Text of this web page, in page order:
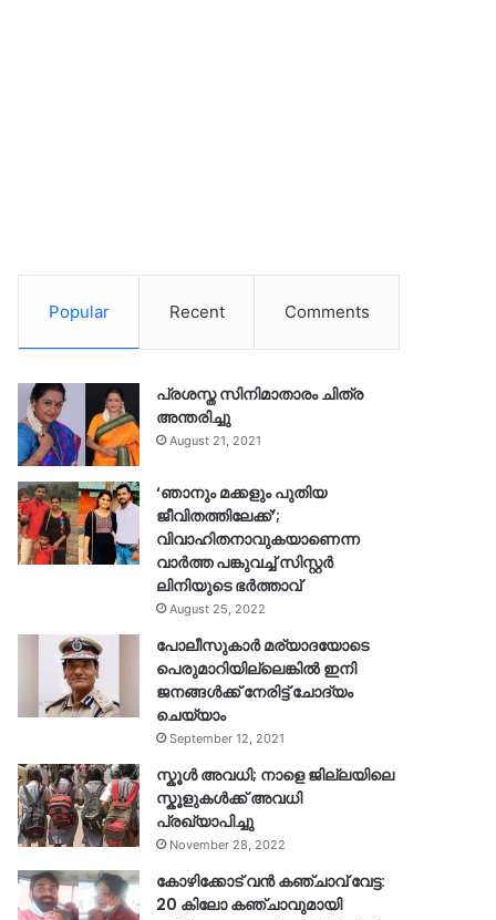
Popular Recent Comments
പ്രശസ്ത സിനിമാതാരം ചിത്ര
അന്തരിച്ചു
August 21, 2021
‘ഞാനും മക്കളും പുതിയ
ജീവിതത്തിലേക്ക്’;
വിവാഹിതനാവുകയാണെന്ന
വാർത്ത പങ്കുവച്ച് സിസ്റ്റർ
ലിനിയുടെ ഭർത്താവ്
August 25, 2022
പോലീസുകാര്‍ മര്യാദയോടെ
പെരുമാറിയില്ലെങ്കില്‍ ഇനി
ജനങ്ങള്‍ക്ക് നേരിട്ട് ചോദ്യം
ചെയ്യാം
September 12, 2021
സ്കൂൾ അവധി; നാളെ ജില്ലയിലെ
സ്കൂളുകൾക്ക് അവധി
പ്രഖ്യാപിച്ചു
November 28, 2022
കോഴിക്കോട് വൻ കഞ്ചാവ് വേട്ട:
20 കിലോ കഞ്ചാവുമായി